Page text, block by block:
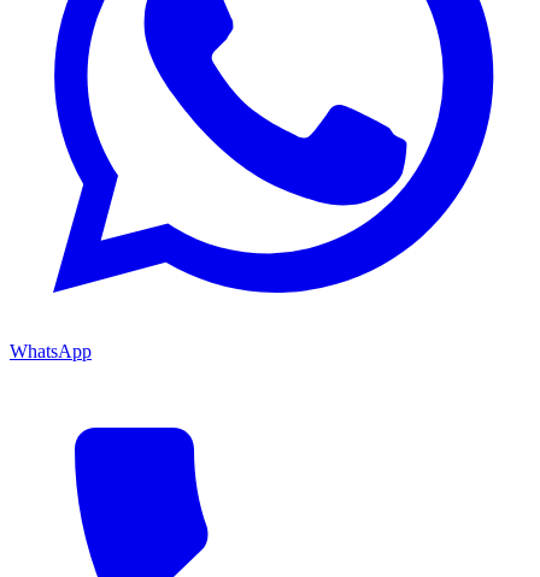
WhatsApp